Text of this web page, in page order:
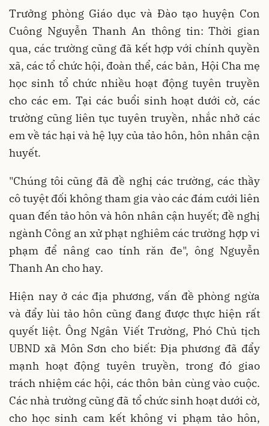
Trưởng phòng Giáo dục và Đào tạo huyện Con
Cuông Nguyễn Thanh An thông tin: Thời gian
qua, các trường cũng đã kết hợp với chính quyền
xã, các tổ chức hội, đoàn thể, các bản, Hội Cha mẹ
học sinh tổ chức nhiều hoạt động tuyên truyền
cho các em. Tại các buổi sinh hoạt dưới cờ, các
trường cũng liên tục tuyên truyền, nhắc nhở các
em về tác hại và hệ lụy của tảo hôn, hôn nhân cận
huyết.
"Chúng tôi cũng đã đề nghị các trường, các thầy
cô tuyệt đối không tham gia vào các đám cưới liên
quan đến tảo hôn và hôn nhân cận huyết; đề nghị
ngành Công an xử phạt nghiêm các trường hợp vi
phạm để nâng cao tính răn đe", ông Nguyễn
Thanh An cho hay.
Hiện nay ở các địa phương, vấn đề phòng ngừa
và đẩy lùi tảo hôn cũng đang được thực hiện rất
quyết liệt. Ông Ngân Viết Trường, Phó Chủ tịch
UBND xã Môn Sơn cho biết: Địa phương đã đẩy
mạnh hoạt động tuyên truyền, trong đó giao
trách nhiệm các hội, các thôn bản cùng vào cuộc.
Các nhà trường cũng đã tổ chức sinh hoạt dưới cờ,
cho học sinh cam kết không vi phạm tảo hôn,